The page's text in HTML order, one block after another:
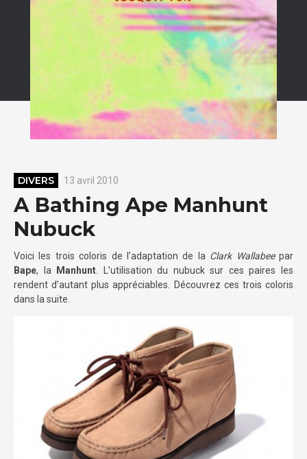
DIVERS 13 avril 2010
A Bathing Ape Manhunt
Nubuck
Voici les trois coloris de l’adaptation de la Clark Wallabeepar
Bape, la Manhunt . L’utilisation du nubuck sur ces paires les
rendent d’autant plus appréciables. Découvrez ces trois coloris
dans la suite.